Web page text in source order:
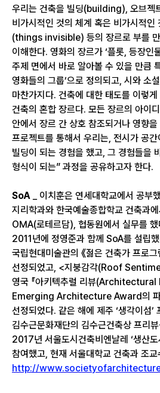
우리는 건축을 빌딩(building), 오브
비가시적인 것의 체계 혹은 비가시적인
(things invisible) 등의 장르로 부를
이해한다. 영화의 장르가 ‘플롯, 등장인
주제 면에서 바로 알아볼 수 있을 만큼
영화들의 그룹’으로 정의되고, 시와 소
마찬가지다. 건축에 대한 태도를 이렇
건축의 혼합 장르다. 모든 장르의 아이
안에서 장르 간 상호 참조되거나 영향을
프로젝트를 통해서 우리는, 전시가 공간
빌딩이 되는 경험을 했고, 그 경험들을
형식이 되는” 과정을 공유하고자 한다.
SoA _ 이치훈은 연세대학교에서 공부
지리학과와 한국예술종합학교 건축과
OMA(로테르담), 협동원에서 실무를
2011년에 정영준과 함께 SoA를 설립
국립현대미술관의 《젊은 건축가 프로그
선정되었고, <지붕감각(Roof
영국 『아키텍추럴 리뷰(Architectural
Emerging Architecture Award의 파
선정되었다. 같은 해에 제주 ‘생각이섬’
김수근문화재단의 김수근건축상 프리
2017년 서울도시건축비엔날레 ‘생산도
참여했고, 현재 서울대학교 건축과 조
http://